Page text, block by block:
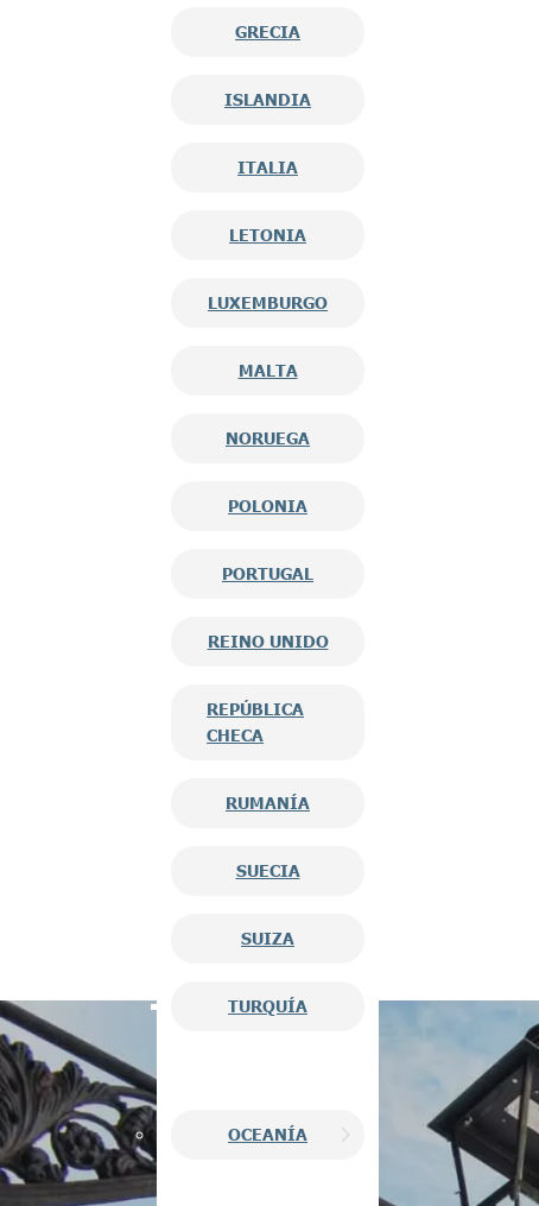
GRECIA
ISLANDIA
ITALIA
LETONIA
LUXEMBURGO
MALTA
NORUEGA
POLONIA
PORTUGAL
REINO UNIDO
REPÚBLICA
CHECA
RUMANÍA
SUECIA
SUIZA
TURQUÍA
OCEANÍA